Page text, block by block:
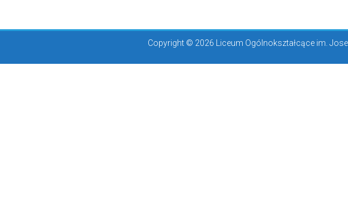
Copyright © 2026 Liceum Ogólnokształcące im.